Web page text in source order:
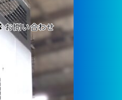
お問い合わせ